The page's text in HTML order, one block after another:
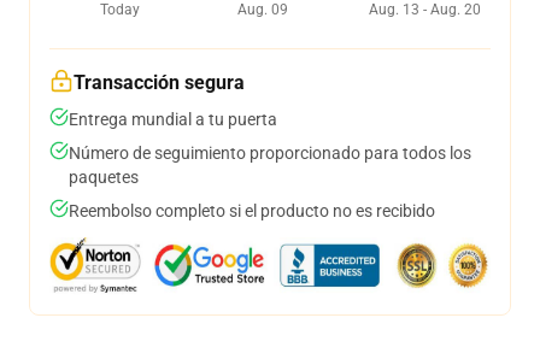
Today
Aug. 09
Aug. 13 - Aug. 20
Transacción segura
Entrega mundial a tu puerta
Número de seguimiento proporcionado para todos los
paquetes
Reembolso completo si el producto no es recibido